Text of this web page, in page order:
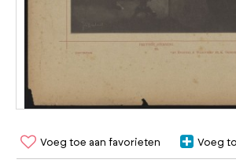
Voeg toe aan favorieten Voeg